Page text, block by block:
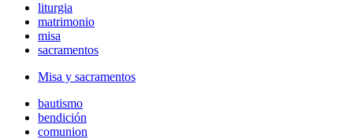
liturgia
matrimonio
misa
sacramentos
Misa y sacramentos
bautismo
bendición
comunion